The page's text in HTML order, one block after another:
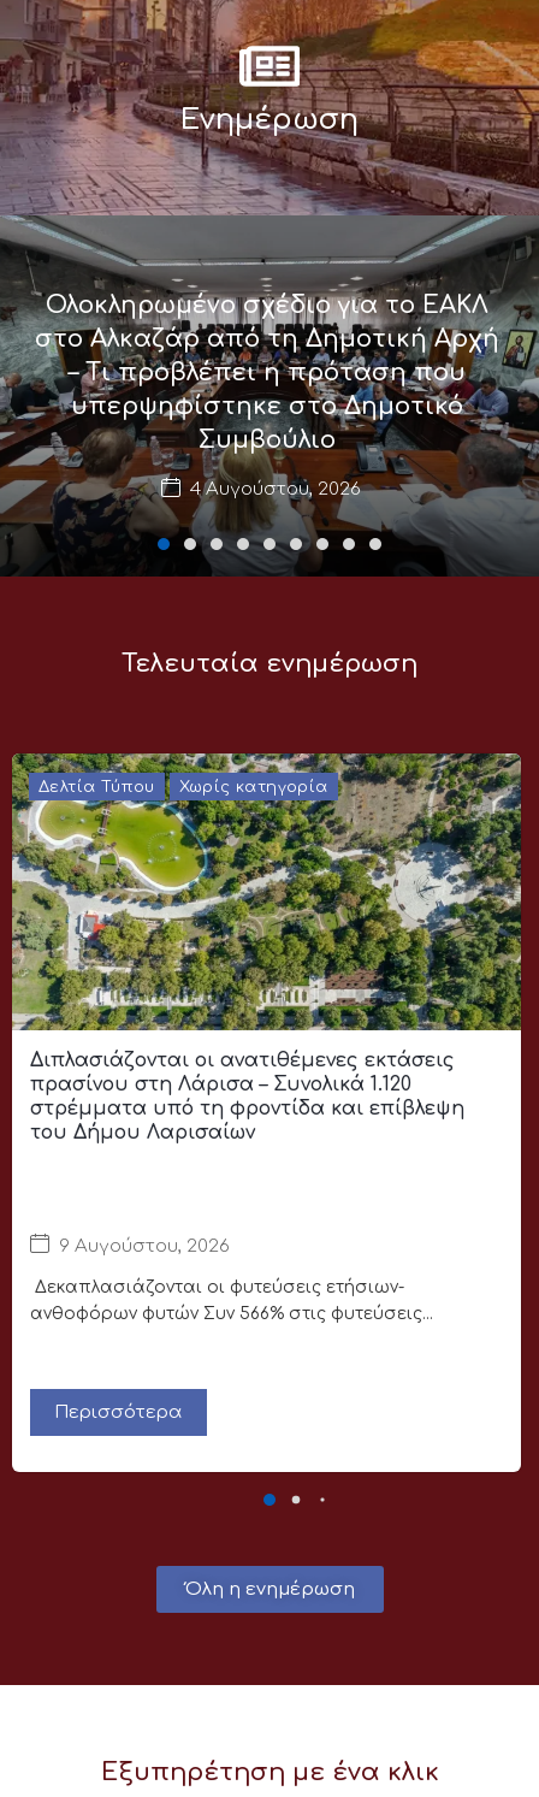
Ολοκληρωμένο σχέδιο για το ΕΑΚΛ
στο Αλκαζάρ από τη Δημοτική Αρχή
– Τι προβλέπει η πρόταση που
υπερψηφίστηκε στο Δημοτικό
Συμβούλιο
4 Αυγούστου, 2026
Ενημέρωση
Τελευταία ενημέρωση
Δελτία Τύπου Χωρίς κατηγορία
Διπλασιάζονται οι ανατιθέμενες εκτάσεις
πρασίνου στη Λάρισα – Συνολικά 1.120
στρέμματα υπό τη φροντίδα και επίβλεψη
του Δήμου Λαρισαίων
9 Αυγούστου, 2026
Δεκαπλασιάζονται οι φυτεύσεις ετήσιων-
ανθοφόρων φυτών Συν 566% στις φυτεύσεις...
Περισσότερα
Όλη η ενημέρωση
Εξυπηρέτηση με ένα κλικ